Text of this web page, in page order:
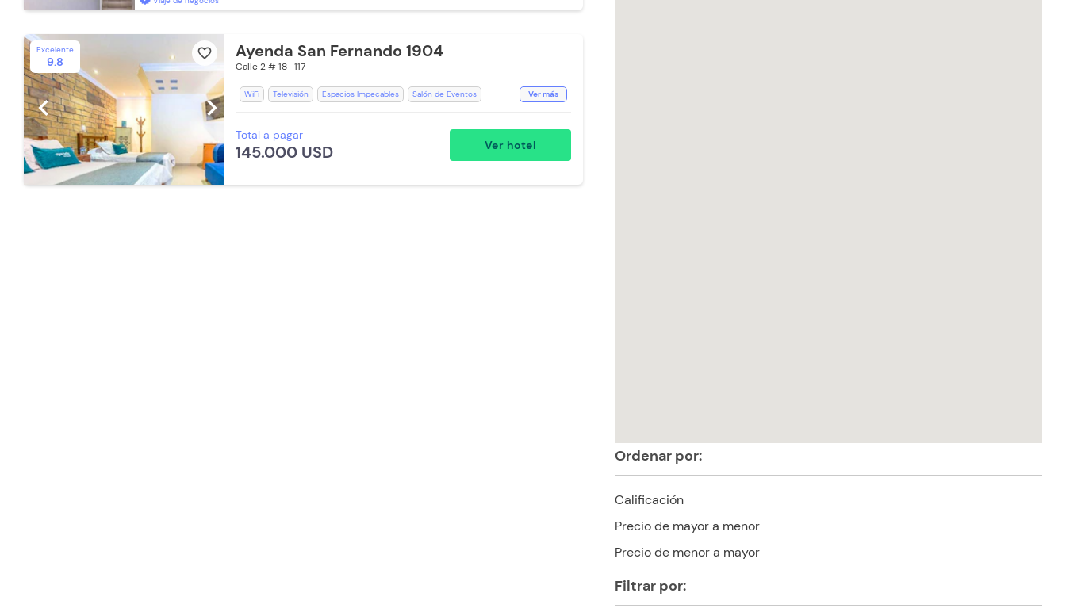
Excelente
9.8
favorite_border
chevron_left chevron_right
Ayenda San Fernando 1904
Calle 2 # 18- 117
WiFi Televisión Espacios Impecables
Salón de Eventos
Baño Privado
Aceptan Mascotas (Cargo Extra)
Ver más
Total a pagar
145.000 USD Ver hotel
Ordenar por:
Calificación
Precio de mayor a menor
Precio de menor a mayor
Filtrar por: